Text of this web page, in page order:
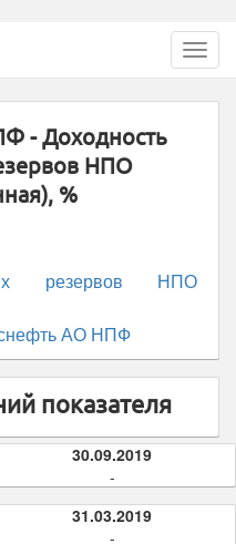
- Доходность
НПО
%
резервов НПО
АО НПФ
показателя
30.09.2019
-
31.03.2019
-